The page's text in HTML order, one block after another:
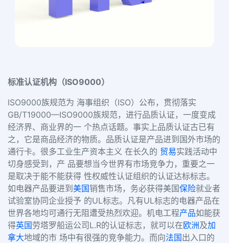
标准认证机构（ISO9000）
ISO9000族规范为 海事组织（ISO）公布，贯彻落实
GB/T19000—ISO9000族规范，进行品质认证，一度变成
经济界、商业界的一 个热点话题。事实上品质认证古已有
之，它是商品经济的物质。品质认证是产品进到国外市场的
通行卡。很多工业生产资本主义 在长久的 贸易实践活动中
切身感受到，产 品要想当今世界有市场竞争力，重要之一
是取决于能不能获得 性权威性认证组织的认证达标标志。
如电器产品要进到美国销售市场，务必获得美国保险就业者
试验室协同企业授予 的UL标志。凡有UL标志的电器产品在
世界各地均可通行无阻遭受热烈欢迎。机电工程产品如能获
得英国劳塔罗船运公司L.R的认证标志，就可以在欧洲及加
拿大地域的市 场中有很强的竞争能力。而向法国出入口的